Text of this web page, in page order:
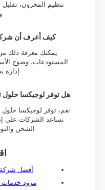
تنظيم المخزون،
كيف أعرف أن
يمكنك معرفة ذلك
المستودعات، وضوح
إدارة
هل توفر لوجيكسا
نعم، توفر لوجيكسا
تساعد الشركات على
الشحن
أفضل
مزود خدمات